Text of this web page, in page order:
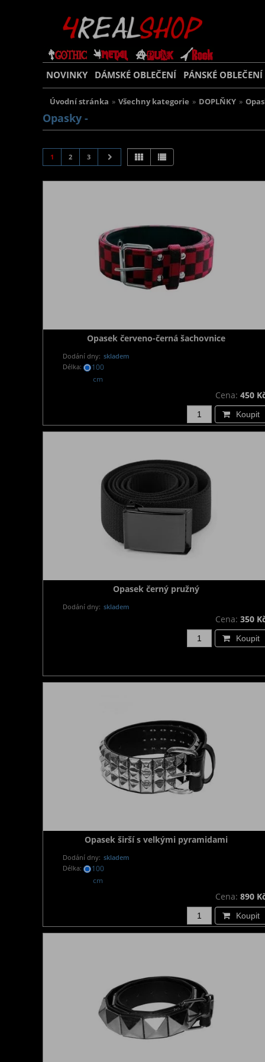
NOVINKY DÁMSKÉ OBLEČENÍ PÁNSKÉ OBLEČENÍ
Úvodní stránka » Všechny kategorie » DOPLŇKY »
Opasky -
1 2 3
Opasek červeno-černá šachovnice
Dodání dny: skladem
Délka:
100
cm
Cena: 450
Koupit
Opasek černý pružný
Dodání dny: skladem
Cena: 350
Koupit
Opasek širší s velkými pyramidami
Dodání dny: skladem
Délka:
100
cm
Cena: 890
Koupit